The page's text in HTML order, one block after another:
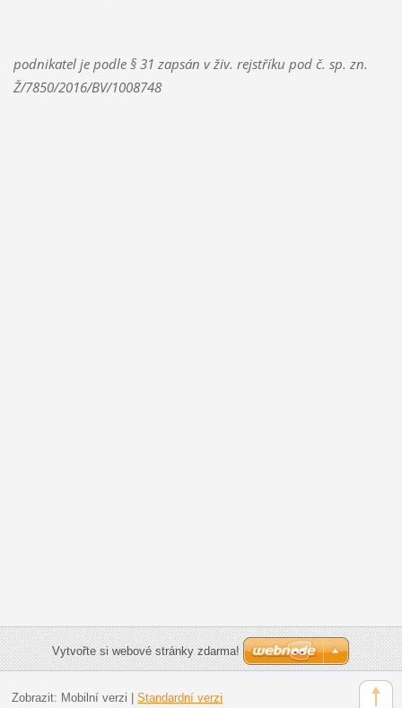
podnikatel je podle § 31 zapsán v živ. rejstříku pod č. sp. zn.
Ž/7850/2016/BV/1008748
Vytvořte si webové stránky zdarma!
Zobrazit: Mobilní verzi Standardní verzi